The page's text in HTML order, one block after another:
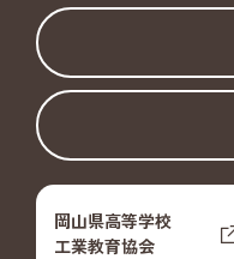
岡山県高等学校
工業教育協会